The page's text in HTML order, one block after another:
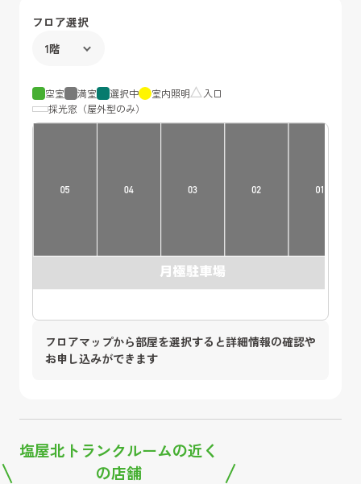
フロア選択
空室 満室 選択中 室内照明
入口
採光窓（屋外型のみ）
フロアマップから部屋を選択すると詳細情報の確認や
お申し込みができます
塩屋北トランクルームの近く
の店舗